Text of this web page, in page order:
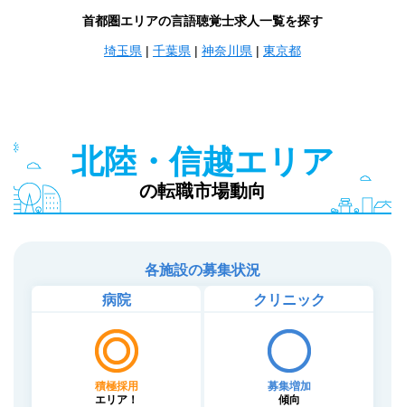
首都圏エリアの言語聴覚士求人一覧を探す
埼玉県 | 千葉県 | 神奈川県 | 東京都
北陸・信越エリア
の転職市場動向
各施設の募集状況
病院
積極採用
エリア！
クリニック
募集増加
傾向